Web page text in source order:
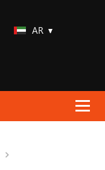
AR